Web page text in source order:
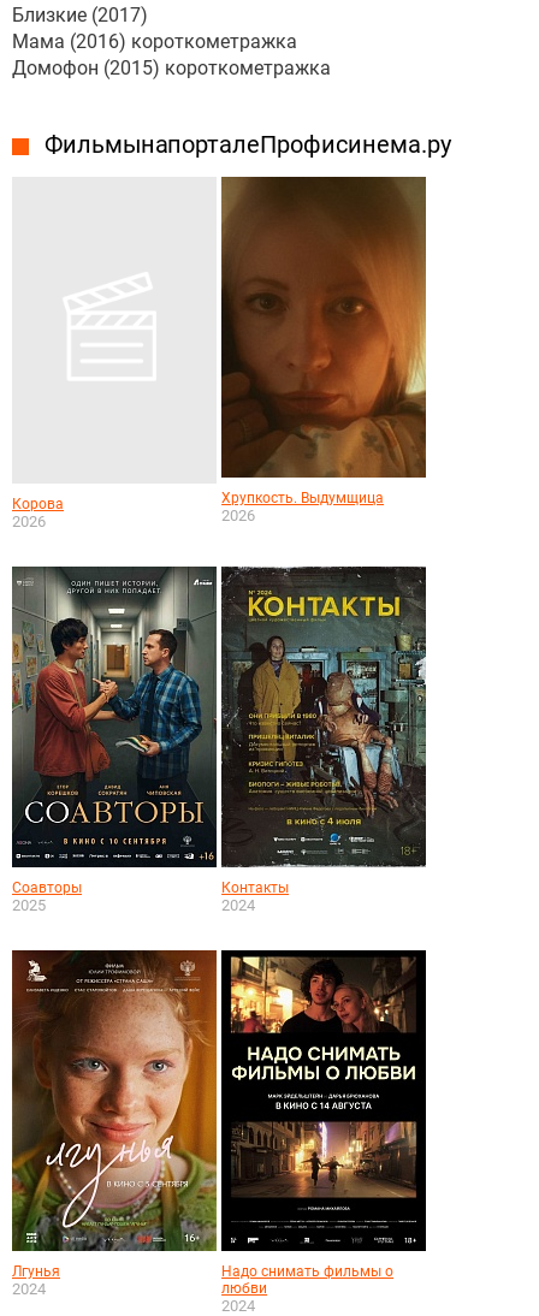
Близкие (2017)
Мама (2016) короткометражка
Домофон (2015) короткометражка
Фильмы на портале Профисинема.ру
Корова
2026
Хрупкость. Выдумщица
2026
Соавторы
2025
Контакты
2024
Лгунья
2024
Надо снимать фильмы о
любви
2024